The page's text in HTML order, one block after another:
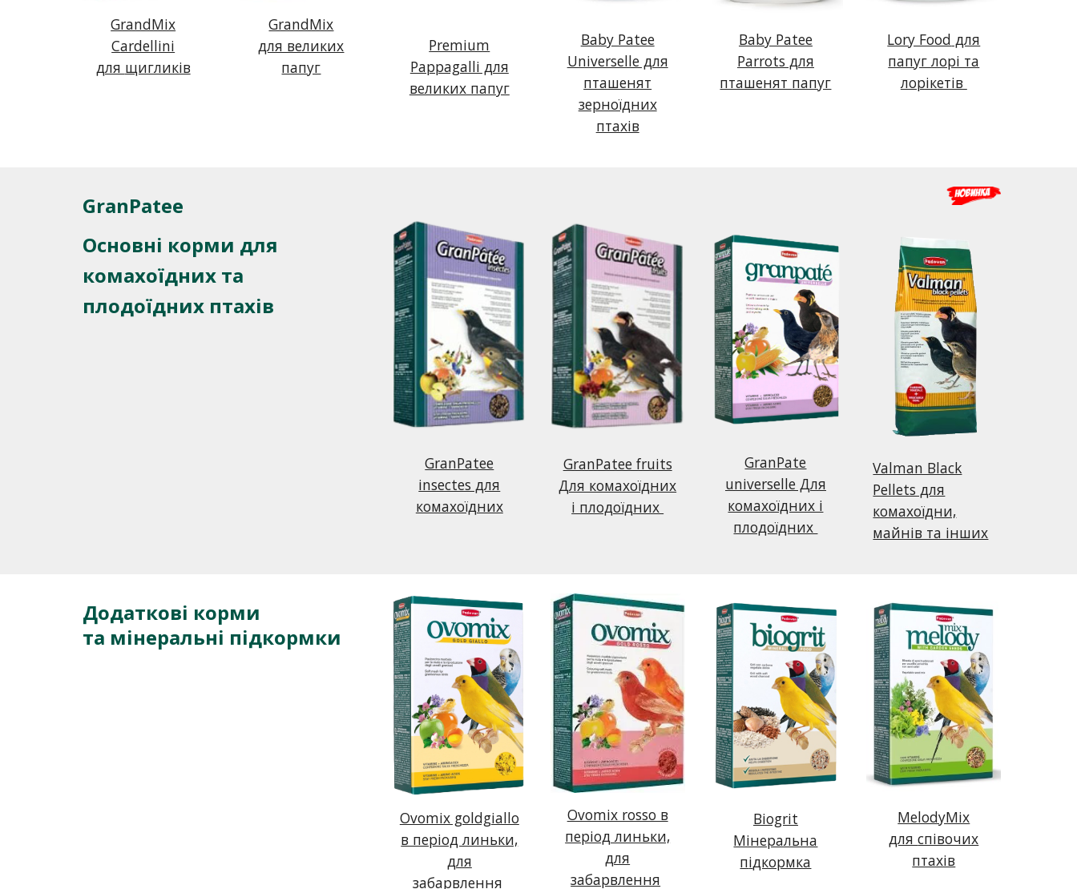
GrandMix
Cardellini
для щигликів
GrandMix
для великих
папуг
Premium
Pappagalli для
великих папуг
Baby Patee
Universelle для
пташенят
зерноїдних
птахів
Baby Patee
Parrots для
пташенят папуг
Lory Food для
папуг лорі та
лорікетів
GranPatee
Основні корми для
комахоїдних та
плодоїдних птахів
GranPatee
insectes для
комахоїдних
GranPatee fruits
Для комахоїдних
і плодоїдних
GranPate
universelle Для
комахоїдних і
плодоїдних
Valman Black
Pellets для
комахоїдни,
майнів та інших
Додаткові корми
та мінеральні підкормки
Ovomix goldgiallo
в період линьки,
для
забарвлення
Ovomix rosso в
період линьки,
для
забарвлення
Biogrit
Мінеральна
підкормка
MelodyMix
дляспівочих
птахів